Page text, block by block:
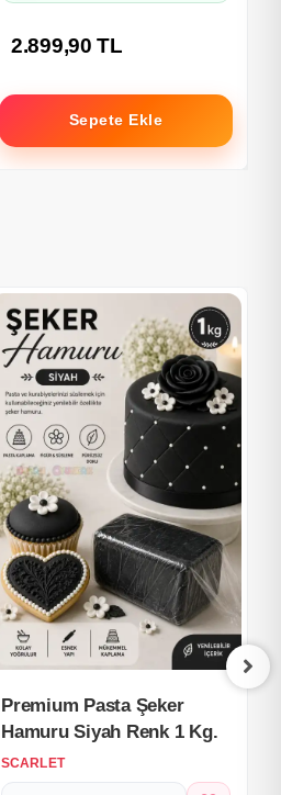
2.899,90 TL
Sepete Ekle
Premium Pasta Şeker
Hamuru Siyah Renk 1 Kg.
SCARLET